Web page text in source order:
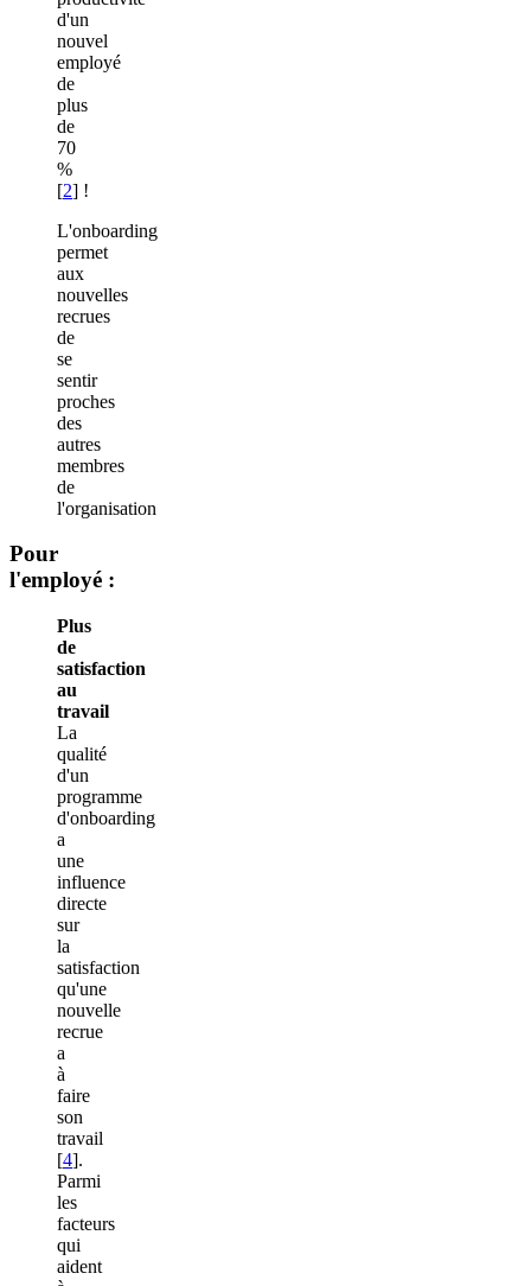
d'un
nouvel
employé
de
plus
de
70
%
[2] !
L'onboarding
permet
aux
nouvelles
recrues
de
se
sentir
proches
des
autres
membres
de
l'organisation
Pour
l'employé :
Plus
de
satisfaction
au
travail
La
qualité
d'un
programme
d'onboarding
a
une
influence
directe
sur
la
satisfaction
qu'une
nouvelle
recrue
a
à
faire
son
travail
[4].
Parmi
les
facteurs
qui
aident